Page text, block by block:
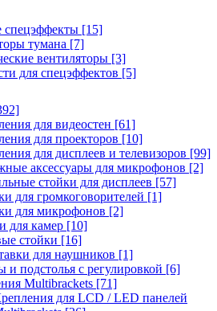
спецэффекты [15]
тумана [7]
вентиляторы [3]
для спецэффектов [5]
для видеостен [61]
для проекторов [10]
для дисплеев и телевизоров [99]
аксессуары для микрофонов [2]
стойки для дисплеев [57]
для громкоговорителей [1]
для микрофонов [2]
для камер [10]
стойки [16]
для наушников [1]
и подстолья с регулировкой [6]
Multibrackets [71]
для LCD / LED панелей